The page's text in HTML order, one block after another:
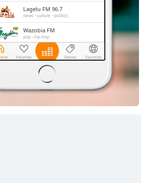
Lagelu FM 96.7
news culture politics
Wazobia FM
pop hip-hop
Cool FM
dance pop talk retro
MAX 102.3 FM
african